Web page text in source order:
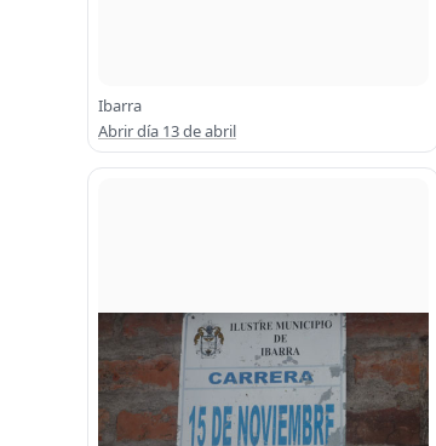
Ibarra
Abrir día 13 de abril